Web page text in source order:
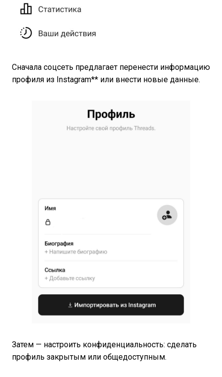
Сначала соцсеть предлагает перенести информацию
профиля из Instagram** или внести новые данные.
Затем — настроить конфиденциальность: сделать
профиль закрытым или общедоступным.